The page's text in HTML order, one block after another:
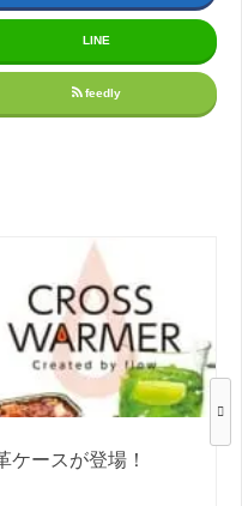
LINE
feedly
ケースが登場！